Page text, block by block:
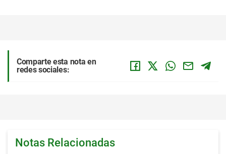
Comparte esta nota en
redes sociales:
Notas Relacionadas